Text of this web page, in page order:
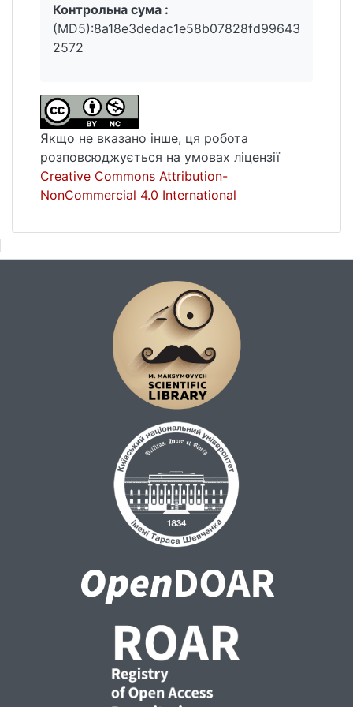
techniques and the role of language and
cultural factors in automobile advertising.
Контрольна сума :
(MD5):8a18e3dedac1e58b07828fd99643
2572
Якщо не вказано інше, ця робота
розповсюджується на умовах ліцензії
Creative Commons Attribution-
NonCommercial 4.0 International